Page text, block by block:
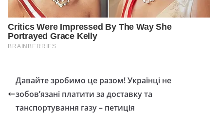
Давайте зробимо це разом! Українці не
зобов’язані платити за доставку та
танспортування газу – петиція